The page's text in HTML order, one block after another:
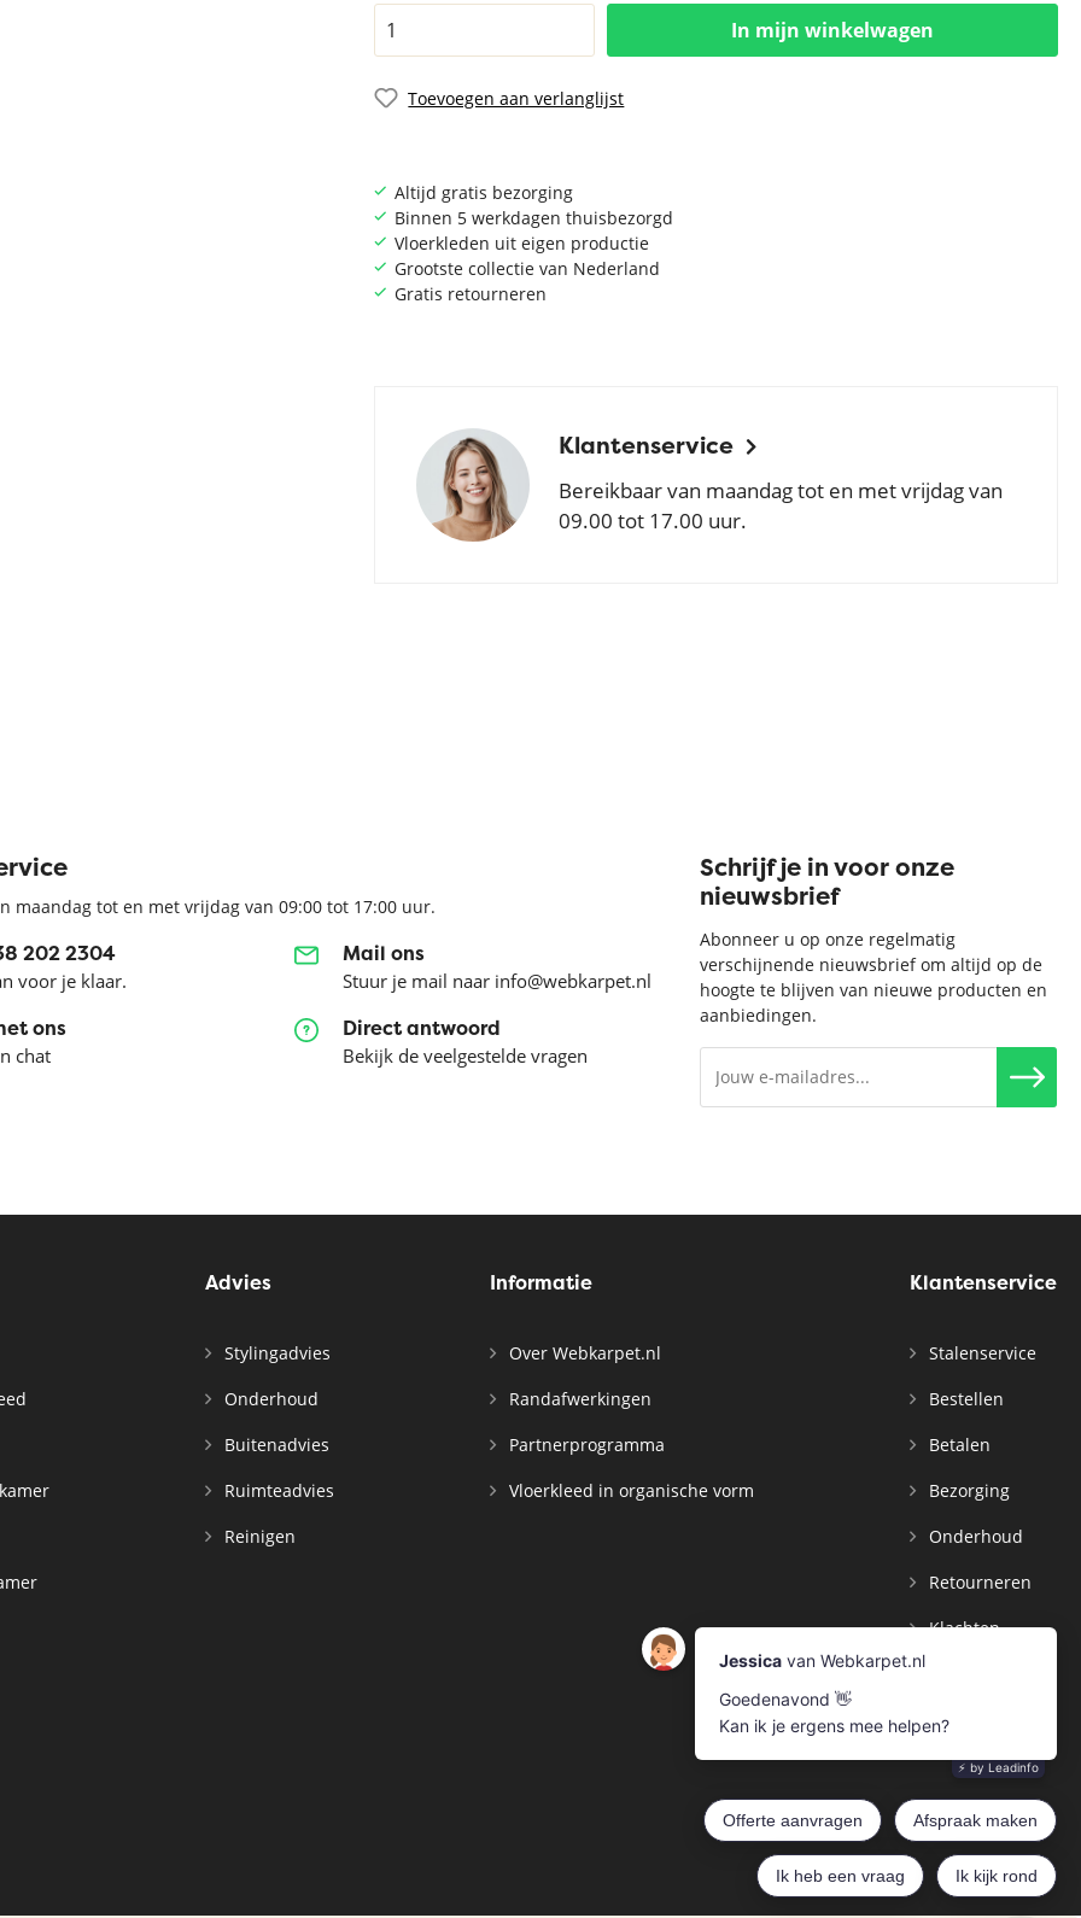
In mijn winkelwagen
Toevoegen aan verlanglijst
Altijd gratis bezorging
Binnen 5 werkdagen thuisbezorgd
Vloerkleden uit eigen productie
Grootste collectie van Nederland
Gratis retourneren
Klantenservice
Bereikbaar van maandag tot en met vrijdag van
09.00 tot 17.00 uur.
maandag tot en met vrijdag van 09:00 tot 17:00 uur.
202 2304
voor je klaar.
Mail ons
Stuur je mail naar info@webkarpet.nl
ons
chat
Direct antwoord
Bekijk de veelgestelde vragen
Schrijf je in voor onze
nieuwsbrief
Abonneer u op onze regelmatig
verschijnende nieuwsbrief om altijd op de
hoogte te blijven van nieuwe producten en
aanbiedingen.
Advies
Stylingadvies
Onderhoud
Buitenadvies
Ruimteadvies
Reinigen
Informatie
Over Webkarpet.nl
Randafwerkingen
Partnerprogramma
Vloerkleed in organische vorm
Klantenservice
Stalenservice
Bestellen
Betalen
Bezorging
Onderhoud
Retourneren
Klachten
Contact
Mijn Account